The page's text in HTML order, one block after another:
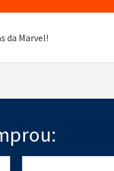
da Marvel!